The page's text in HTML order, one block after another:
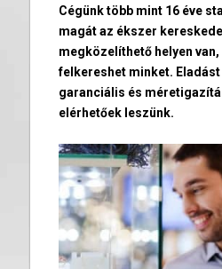
Cégünk több mint 16 éve
magát az ékszer
megközelíthető helyen
felkereshet minket. Eladást
garanciális és
elérhetőek leszünk.